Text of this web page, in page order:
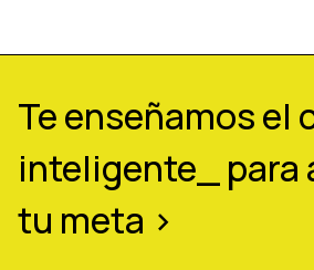
Te enseñamos el
inteligente_ para
tu meta >